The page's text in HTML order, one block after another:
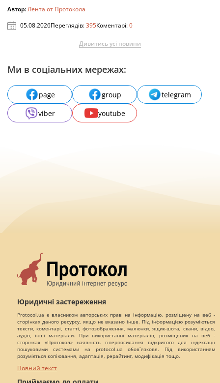
Автор:Лента от Протокола
05.08.2026Переглядів:395Коментарі:0
Дивитись усі новини
Ми в соціальних мережах:
page group
telegram
viber
youtube
Юридичні застереження
Protocol.ua є власником авторських прав на інформацію, розміщену на веб -
сторінках даного ресурсу, якщо не вказано інше. Під інформацією розуміються
тексти, коментарі, статті, фотозображення, малюнки, ящик-шота, скани, відео,
аудіо, інші матеріали. При використанні матеріалів, розміщених на веб -
сторінках «Протокол» наявність гіперпосилання відкритого для індексації
пошуковими системами на protocol.ua обов`язкове. Під використанням
розуміється копіювання, адаптація, рерайтинг, модифікація тощо.
Повний текст